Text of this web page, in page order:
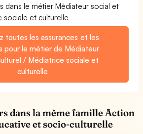
dans le métier Médiateur social et
sociale et culturelle
toutes les assurances et les
pour le métier de Médiateur
/ Médiatrice sociale et
culturelle
dans la même famille Action
et socio-culturelle